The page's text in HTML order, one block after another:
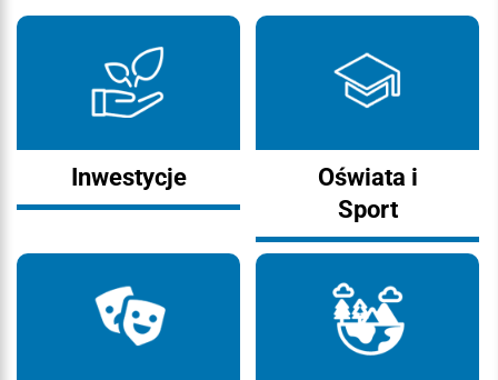
Inwestycje
Oświata i
Sport